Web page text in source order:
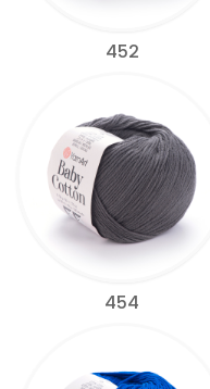
452
454